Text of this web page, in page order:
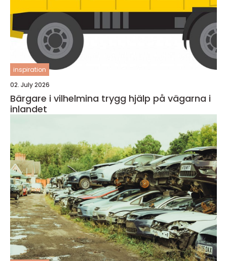
inspiration
02. July 2026
Bärgare i vilhelmina trygg hjälp på vägarna i
inlandet